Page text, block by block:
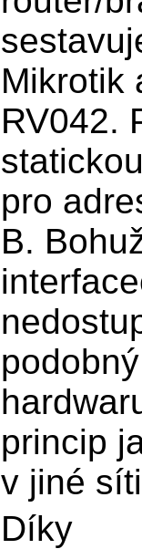
Mikrotik
RV042.
pro
B.
princip
v jiné
Díky